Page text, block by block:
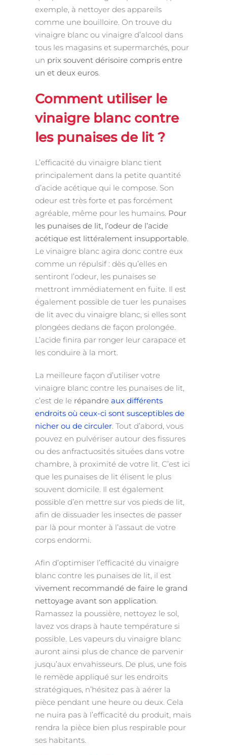
exemple, à nettoyer des appareils
comme une bouilloire. On trouve du
vinaigre blanc ou vinaigre d’alcool dans
tous les magasins et supermarchés, pour
un prix souvent dérisoire compris entre
un et deux euros.
Comment utiliser le
vinaigre blanc contre
les punaises de lit ?
L’efficacité du vinaigre blanc tient
principalement dans la petite quantité
d’acide acétique qui le compose. Son
odeur est très forte et pas forcément
agréable, même pour les humains. Pour
les punaises de lit, l’odeur de l’acide
acétique est littéralement insupportable.
Le vinaigre blanc agira donc contre eux
comme un répulsif : dès qu’elles en
sentiront l’odeur, les punaises se
mettront immédiatement en fuite. Il est
également possible de tuer les punaises
de lit avec du vinaigre blanc, si elles sont
plongées dedans de façon prolongée.
L’acide finira par ronger leur carapace et
les conduire à la mort.
La meilleure façon d’utiliser votre
vinaigre blanc contre les punaises de lit,
c’est de le répandre aux différents
endroits où ceux-ci sont susceptibles de
nicher ou de circuler. Tout d’abord, vous
pouvez en pulvériser autour des fissures
ou des anfractuosités situées dans votre
chambre, à proximité de votre lit. C’est ici
que les punaises de lit élisent le plus
souvent domicile. Il est également
possible d’en mettre sur vos pieds de lit,
afin de dissuader les insectes de passer
par là pour monter à l’assaut de votre
corps endormi.
Afin d’optimiser l’efficacité du vinaigre
blanc contre les punaises de lit, il est
vivement recommandé de faire le grand
nettoyage avant son application.
Ramassez la poussière, nettoyez le sol,
lavez vos draps à haute température si
possible. Les vapeurs du vinaigre blanc
auront ainsi plus de chance de parvenir
jusqu’aux envahisseurs. De plus, une fois
le remède appliqué sur les endroits
stratégiques, n’hésitez pas à aérer la
pièce pendant une heure ou deux. Cela
ne nuira pas à l’efficacité du produit, mais
rendra la pièce bien plus respirable pour
ses habitants.